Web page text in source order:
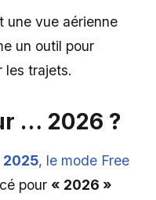
une vue aérienne
un outil pour
les trajets.
… 2026 ?
2025, le mode Free
pour « 2026 »